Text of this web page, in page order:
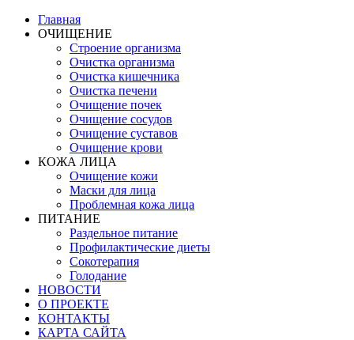
Главная
ОЧИЩЕНИЕ
Строение организма
Очистка организма
Очистка кишечника
Очистка печени
Очищение почек
Очищение сосудов
Очищение суставов
Очищение крови
КОЖА ЛИЦА
Очищение кожи
Маски для лица
Проблемная кожа лица
ПИТАНИЕ
Раздельное питание
Профилактические диеты
Сокотерапия
Голодание
НОВОСТИ
О ПРОЕКТЕ
КОНТАКТЫ
КАРТА САЙТА